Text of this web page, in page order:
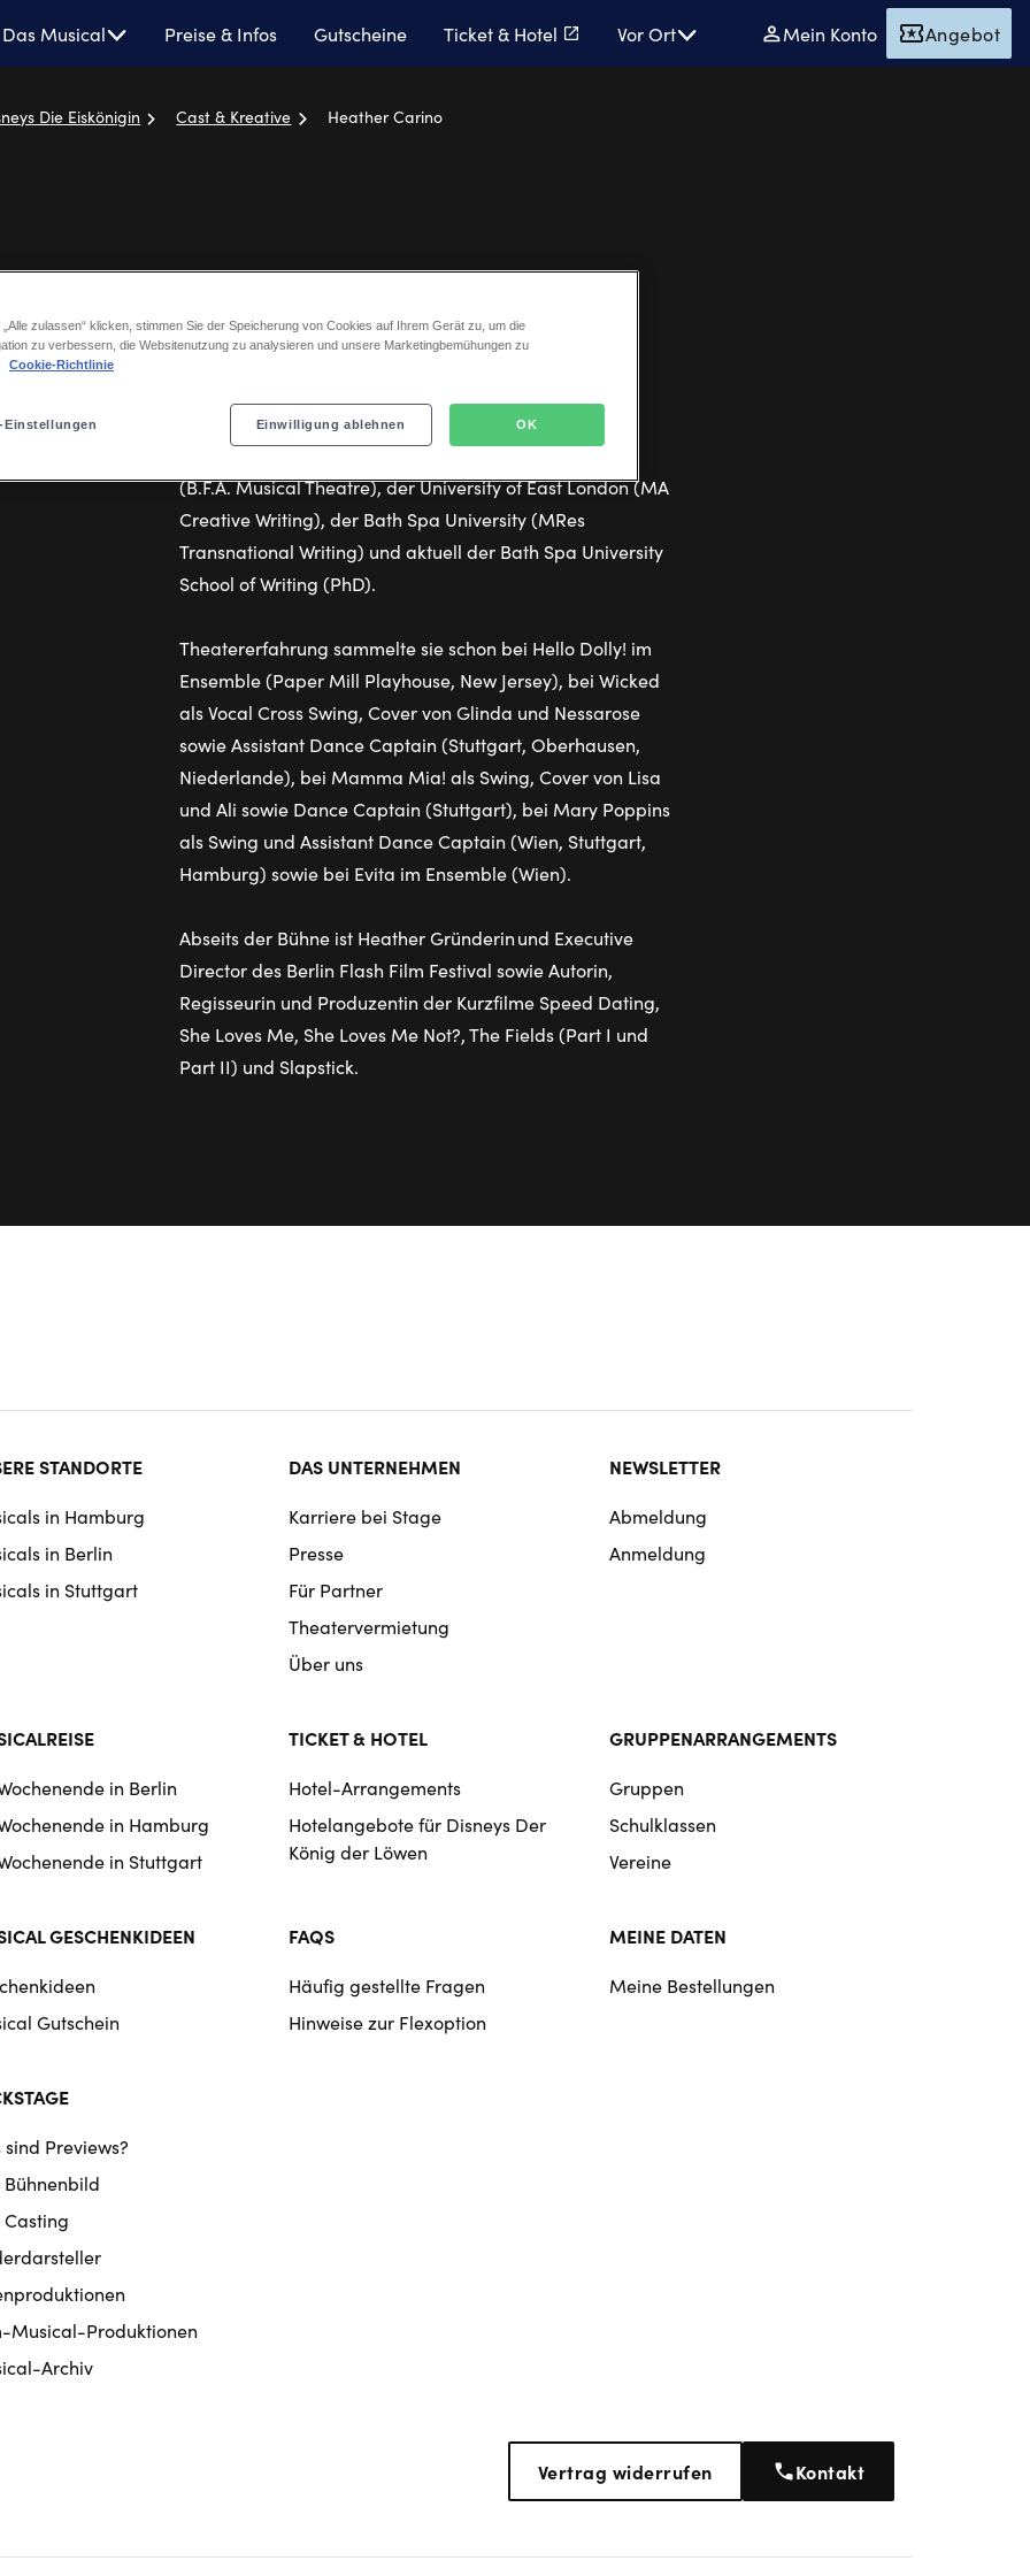
Das Musical Preise & Infos Gutscheine Ticket & Hotel Vor Ort Mein Konto Angebot
Die Eiskönigin Cast & Kreative Heather Carino
Heather Carino
Ensemble, Dance Captain
(B.F.A. Musical Theatre), der University of East London (MA
Creative Writing), der Bath Spa University (MRes
Transnational Writing) und aktuell der Bath Spa University
School of Writing (PhD).
Theatererfahrung sammelte sie schon bei Hello Dolly! im
Ensemble (Paper Mill Playhouse, New Jersey), bei Wicked
als Vocal Cross Swing, Cover von Glinda und Nessarose
sowie Assistant Dance Captain (Stuttgart, Oberhausen,
Niederlande), bei Mamma Mia! als Swing, Cover von Lisa
und Ali sowie Dance Captain (Stuttgart), bei Mary Poppins
als Swing und Assistant Dance Captain (Wien, Stuttgart,
Hamburg) sowie bei Evita im Ensemble (Wien).
Abseits der Bühne ist Heather Gründerin und Executive
Director des Berlin Flash Film Festival sowie Autorin,
Regisseurin und Produzentin der Kurzfilme Speed Dating,
She Loves Me, She Loves Me Not?, The Fields (Part I und
Part II) und Slapstick.
STANDORTE
in Hamburg
in Berlin
in Stuttgart
DAS UNTERNEHMEN
Karriere bei Stage
Presse
Für Partner
Theatervermietung
Über uns
NEWSLETTER
Abmeldung
Anmeldung
in Berlin
in Hamburg
in Stuttgart
TICKET & HOTEL
Hotel-Arrangements
Hotelangebote für Disneys Der
König der Löwen
GRUPPENARRANGEMENTS
Gruppen
Schulklassen
Vereine
GESCHENKIDEEN
Gutschein
FAQS
Häufig gestellte Fragen
Hinweise zur Flexoption
MEINE DATEN
Meine Bestellungen
sind Previews?
Bühnenbild
Casting
Musical-Produktionen
Archiv
Vertrag widerrufen Kontakt
„Alle zulassen“ klicken, stimmen Sie der Speicherung von Cookies auf Ihrem Gerät zu, um die
zu verbessern, die Websitenutzung zu analysieren und unsere Marketingbemühungen zu
Cookie-Richtlinie
Einstellungen Einwilligung ablehnen OK